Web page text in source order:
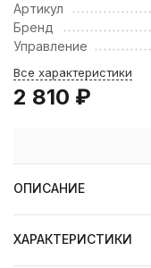
Артикул
Бренд
Управление
Все характеристики
2 810 ₽
ОПИСАНИЕ
ХАРАКТЕРИСТИКИ